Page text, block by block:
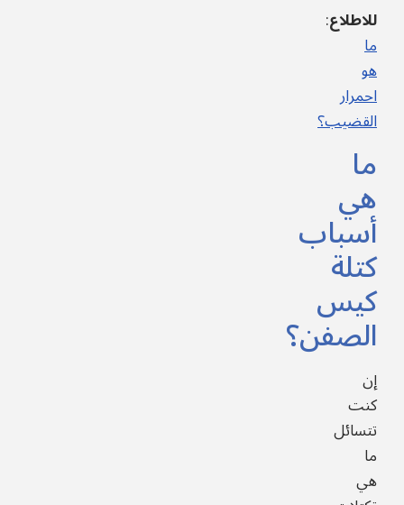
للاطلاع:
ما
هو
احمرار
القضيب؟
ما
هي
أسباب
كتلة
كيس
الصفن؟
إن
كنت
تتسائل
ما
هي